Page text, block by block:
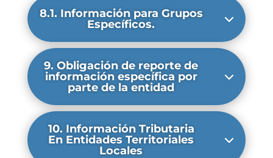
8.1. Información para Grupos
Específicos.
9. Obligación de reporte de
información específica por
parte de la entidad
10. Información Tributaria
En Entidades Territoriales
Locales